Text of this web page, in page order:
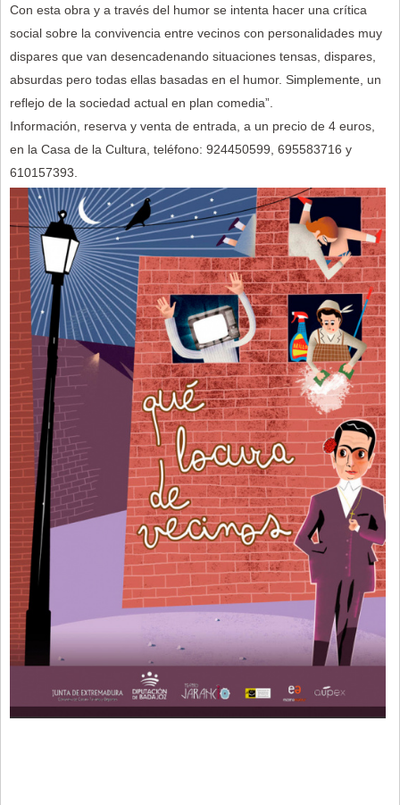
Con esta obra y a través del humor se intenta hacer una crítica
social sobre la convivencia entre vecinos con personalidades muy
dispares que van desencadenando situaciones tensas, dispares,
absurdas pero todas ellas basadas en el humor. Simplemente, un
reflejo de la sociedad actual en plan comedia”.
Información, reserva y venta de entrada, a un precio de 4 euros,
en la Casa de la Cultura, teléfono: 924450599, 695583716 y
610157393.